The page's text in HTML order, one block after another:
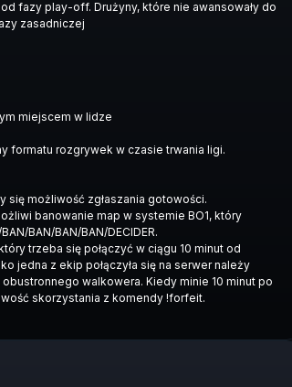
fazy play-off. Drużyny, które nie awansowały do
zasadniczej
miejscem w lidze
formatu rozgrywek w czasie trwania ligi.
się możliwość zgłaszania gotowości.
banowanie map w systemie BO1, który
BAN/BAN/BAN/DECIDER.
trzeba się połączyć w ciągu 10 minut od
jedna z ekip połączyła się na serwer należy
walkowera. Kiedy minie 10 minut po
skorzystania z komendy !forfeit.